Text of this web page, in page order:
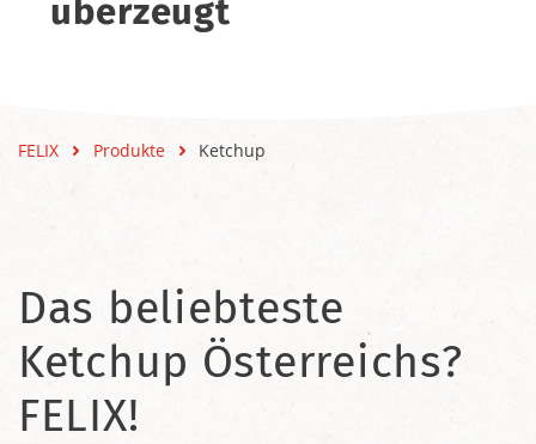
überzeugt
FELIX Produkte Ketchup
Das beliebteste
Ketchup Österreichs?
FELIX!